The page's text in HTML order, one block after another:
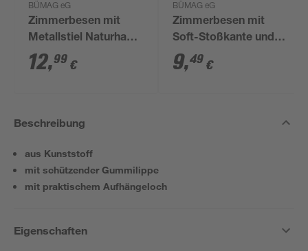
BÜMAG eG
Zimmerbesen mit
Metallstiel Naturhaar
120 cm rot
12,99 €
BÜMAG eG
Zimmerbesen mit
Soft-Stoßkante und
Metallstiel 130 cm rot
grau
9,49 €
Beschreibung
aus Kunststoff
mit schützender Gummilippe
mit praktischem Aufhängeloch
Eigenschaften